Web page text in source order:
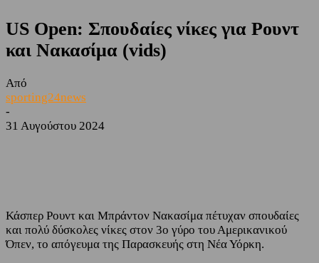
US Open: Σπουδαίες νίκες για Ρουντ
και Νακασίμα (vids)
Από
sporting24news
-
31 Αυγούστου 2024
Κάσπερ Ρουντ και Μπράντον Νακασίμα πέτυχαν σπουδαίες
και πολύ δύσκολες νίκες στον 3ο γύρο του Αμερικανικού
Όπεν, το απόγευμα της Παρασκευής στη Νέα Υόρκη.